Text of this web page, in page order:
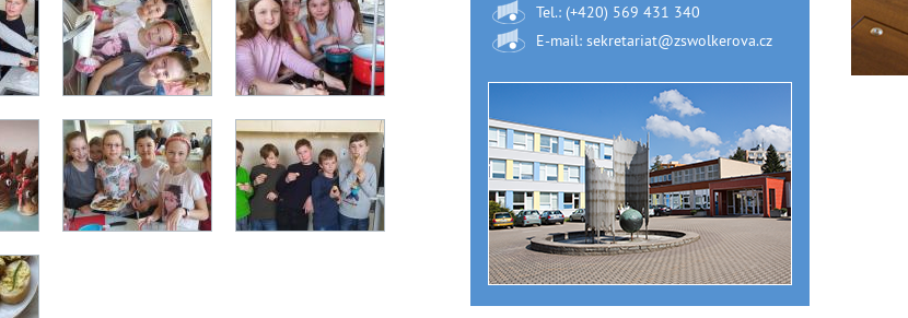
Tel.: (+420) 569 431 340
E-mail: sekretariat@zswolkerova.cz